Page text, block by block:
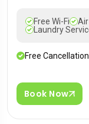
Free Wi-Fi
Laundry
Free
Book Now